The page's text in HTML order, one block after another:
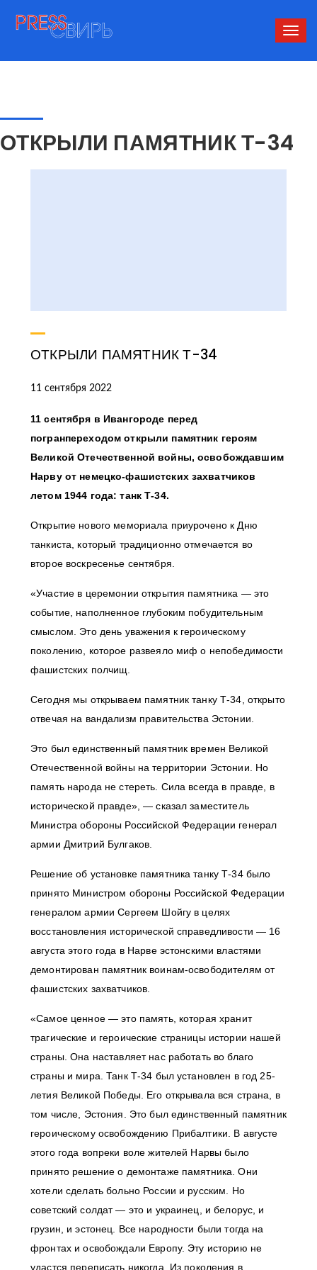
ОТКРЫЛИ ПАМЯТНИК Т-34
ОТКРЫЛИ ПАМЯТНИК Т-34
11 сентября 2022
11 сентября в Ивангороде перед
погранпереходом открыли памятник героям
Великой Отечественной войны, освобождавшим
Нарву от немецко-фашистских захватчиков
летом 1944 года: танк Т-34.
Открытие нового мемориала приурочено к Дню
танкиста, который традиционно отмечается во
второе воскресенье сентября.
«Участие в церемонии открытия памятника — это
событие, наполненное глубоким побудительным
смыслом. Это день уважения к героическому
поколению, которое развеяло миф о непобедимости
фашистских полчищ.
Сегодня мы открываем памятник танку Т-34, открыто
отвечая на вандализм правительства Эстонии.
Это был единственный памятник времен Великой
Отечественной войны на территории Эстонии. Но
память народа не стереть. Сила всегда в правде, в
исторической правде», — сказал заместитель
Министра обороны Российской Федерации генерал
армии Дмитрий Булгаков.
Решение об установке памятника танку Т-34 было
принято Министром обороны Российской Федерации
генералом армии Сергеем Шойгу в целях
восстановления исторической справедливости — 16
августа этого года в Нарве эстонскими властями
демонтирован памятник воинам-освободителям от
фашистских захватчиков.
«Самое ценное — это память, которая хранит
трагические и героические страницы истории нашей
страны. Она наставляет нас работать во благо
страны и мира. Танк Т-34 был установлен в год 25-
летия Великой Победы. Его открывала вся страна, в
том числе, Эстония. Это был единственный памятник
героическому освобождению Прибалтики. В августе
этого года вопреки воле жителей Нарвы было
принято решение о демонтаже памятника. Они
хотели сделать больно России и русским. Но
советский солдат — это и украинец, и белорус, и
грузин, и эстонец. Все народности были тогда на
фронтах и освобождали Европу. Эту историю не
удастся переписать никогда. Из поколения в